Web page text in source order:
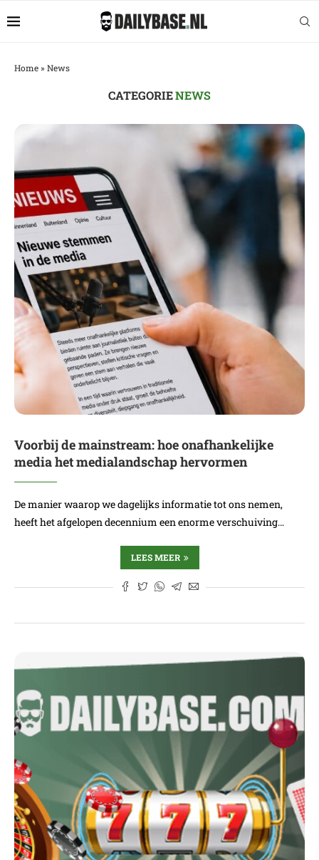
Home» News
CATEGORIENEWS
Voorbij de mainstream: hoe onafhankelijke
media het medialandschap hervormen
De manier waarop we dagelijks informatie tot ons nemen,
heeft het afgelopen decennium een enorme verschuiving…
LEES MEER